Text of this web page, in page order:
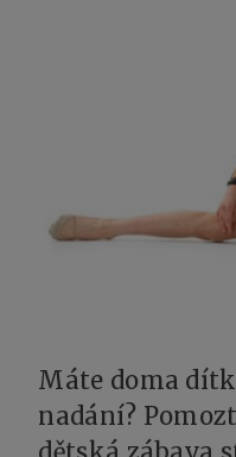
Máte doma
nadání?